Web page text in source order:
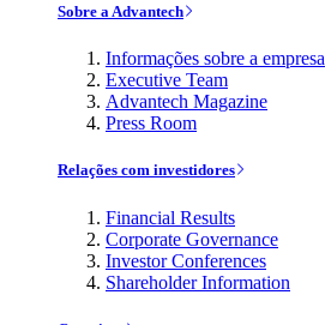
Sobre a Advantech
Informações sobre a empresa
Executive Team
Advantech Magazine
Press Room
Relações com investidores
Financial Results
Corporate Governance
Investor Conferences
Shareholder Information